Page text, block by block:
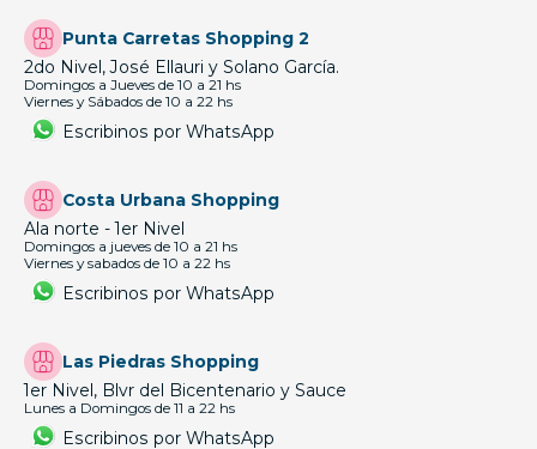
Punta Carretas Shopping 2
2do Nivel, José Ellauri y Solano García.
Domingos a Jueves de 10 a 21 hs
Viernes y Sábados de 10 a 22 hs
Escribinos por WhatsApp
Costa Urbana Shopping
Ala norte - 1er Nivel
Domingos a jueves de 10 a 21 hs
Viernes y sabados de 10 a 22 hs
Escribinos por WhatsApp
Las Piedras Shopping
1er Nivel, Blvr del Bicentenario y Sauce
Lunes a Domingos de 11 a 22 hs
Escribinos por WhatsApp